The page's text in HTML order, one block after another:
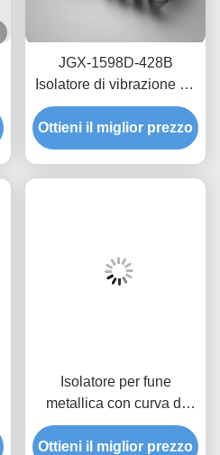
JGX-1598D-428B
Isolatore di vibrazione da
corda di filo per la
protezione della
navigazione di transito
Ottieni il miglior prezzo
Isolatore per fune
metallica con curva di
rigidità non lineare JGX-
2228D-665B Supporto
Ottieni il miglior prezzo